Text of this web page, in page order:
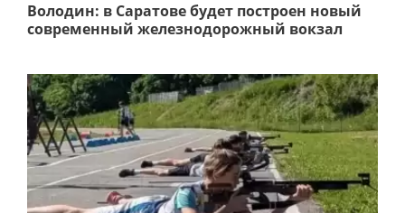
Володин: в Саратове будет построен новый
современный железнодорожный вокзал